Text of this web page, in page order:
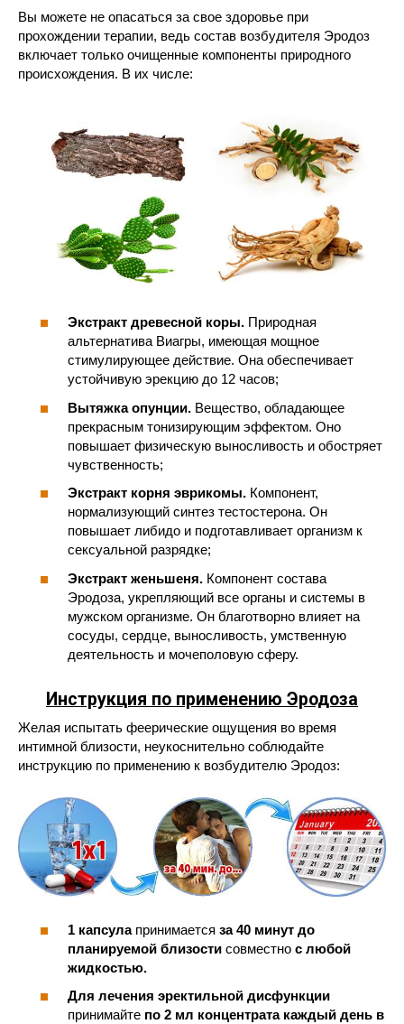
Вы можете не опасаться за свое здоровье при
прохождении терапии, ведь состав возбудителя Эродоз
включает только очищенные компоненты природного
происхождения. В их числе:
Экстракт древесной коры. Природная
альтернатива Виагры, имеющая мощное
стимулирующее действие. Она обеспечивает
устойчивую эрекцию до 12 часов;
Вытяжка опунции. Вещество, обладающее
прекрасным тонизирующим эффектом. Оно
повышает физическую выносливость и обостряет
чувственность;
Экстракт корня эврикомы. Компонент,
нормализующий синтез тестостерона. Он
повышает либидо и подготавливает организм к
сексуальной разрядке;
Экстракт женьшеня. Компонент состава
Эродоза, укрепляющий все органы и системы в
мужском организме. Он благотворно влияет на
сосуды, сердце, выносливость, умственную
деятельность и мочеполовую сферу.
Инструкция по применению Эродоза
Желая испытать феерические ощущения во время
интимной близости, неукоснительно соблюдайте
инструкцию по применению к возбудителю Эродоз:
1 капсулапринимается за 40 минут до
планируемой близости совместно с любой
жидкостью.
Для лечения эректильной дисфункции
принимайте по 2 мл концентрата каждый день в